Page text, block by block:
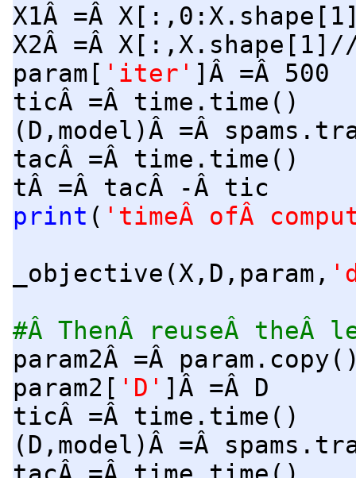
X1Â =Â
X2Â =Â
param[ 'iter' ]Â =Â 500
ticÂ =Â time.time()
(D,model)Â =Â
tacÂ =Â time.time()
tÂ =Â tacÂ -Â tic
print ( 'timeÂ ofÂ
_objective(X,D,param,
#Â ThenÂ reuseÂ theÂ
param2Â =Â
param2[ 'D' ]Â =Â D
ticÂ =Â time.time()
(D,model)Â =Â